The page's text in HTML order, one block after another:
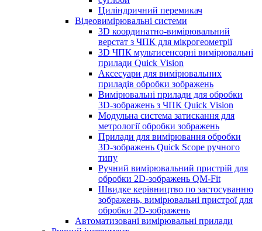
Циліндричний перемикач
Відеовимірювальні системи
3D координатно-вимірювальний
верстат з ЧПК для мікрогеометрії
3D ЧПК мультисенсорні вимірювальні
прилади Quick Vision
Аксесуари для вимірювальних
приладів обробки зображень
Вимірювальні прилади для обробки
3D-зображень з ЧПК Quick Vision
Модульна система затискання для
метрології обробки зображень
Прилади для вимірювання обробки
3D-зображень Quick Scope ручного
типу
Ручний вимірювальний пристрій для
обробки 2D-зображень QM-Fit
Швидке керівництво по застосуванню
зображень, вимірювальні пристрої для
обробки 2D-зображень
Автоматизовані вимірювальні прилади